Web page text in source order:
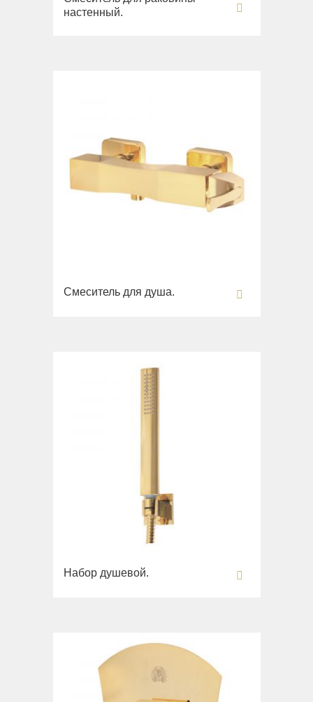
настенный.
Смеситель для душа.
Набор душевой.